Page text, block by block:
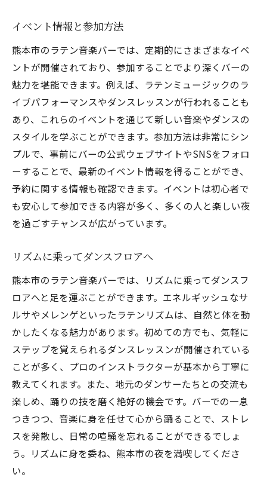
バー選びのポイント
熊本市のラテン音楽の広がり
地元で人気のバー紹介
ラテン音楽が楽しめる季節のイベント
音楽通がすすめるバー
週末の夜を彩るバーの魅力
熊本市のバーでラテンのリズムに身を委ねる夜
音楽と共鳴する感動体験
ラテン音楽の多様性を楽しむ
バーの過ごし方を提案
音楽がもたらす心の解放
理想の夜を演出するコツ
ラテン音楽が流れる熊本市のバーで新しい発見
を
音楽と共に見つける新たな趣味
訪問者の声を聴く
バーでの出会いが生む物語
音楽で心を豊かにする方法
新しい自分を発見する夜
イベント情報と参加方法
熊本市のラテン音楽バーでは、定期的にさまざまなイベ
ントが開催されており、参加することでより深くバーの
魅力を堪能できます。例えば、ラテンミュージックのラ
イブパフォーマンスやダンスレッスンが行われることも
あり、これらのイベントを通じて新しい音楽やダンスの
スタイルを学ぶことができます。参加方法は非常にシン
プルで、事前にバーの公式ウェブサイトやSNSをフォロ
ーすることで、最新のイベント情報を得ることができ、
予約に関する情報も確認できます。イベントは初心者で
も安心して参加できる内容が多く、多くの人と楽しい夜
を過ごすチャンスが広がっています。
リズムに乗ってダンスフロアへ
熊本市のラテン音楽バーでは、リズムに乗ってダンスフ
ロアへと足を運ぶことができます。エネルギッシュなサ
ルサやメレンゲといったラテンリズムは、自然と体を動
かしたくなる魅力があります。初めての方でも、気軽に
ステップを覚えられるダンスレッスンが開催されている
ことが多く、プロのインストラクターが基本から丁寧に
教えてくれます。また、地元のダンサーたちとの交流も
楽しめ、踊りの技を磨く絶好の機会です。バーでの一息
つきつつ、音楽に身を任せて心から踊ることで、ストレ
スを発散し、日常の喧騒を忘れることができるでしょ
う。リズムに身を委ね、熊本市の夜を満喫してくださ
い。